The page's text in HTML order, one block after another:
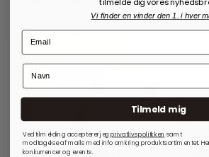
Vi finder en vinder den 1. i hver
Tilmeld mig
Ved tilmelding accepterer jegprivatlivspolitkken samt
modtagelse af mails med info omkring produktsortimentet.
konkurrencer og events.